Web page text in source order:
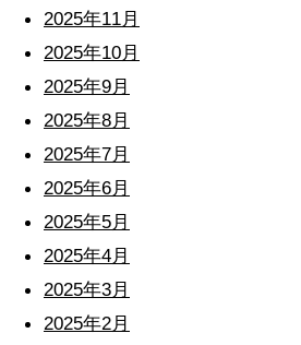
2025年11月
2025年10月
2025年9月
2025年8月
2025年7月
2025年6月
2025年5月
2025年4月
2025年3月
2025年2月